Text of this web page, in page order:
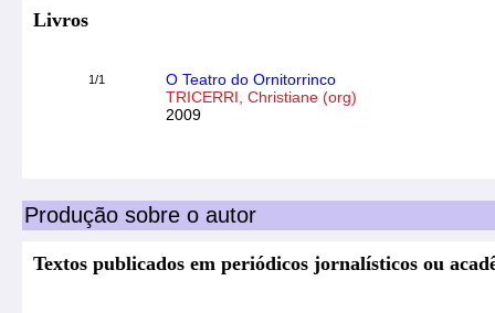
Livros
1/1
O Teatro do Ornitorrinco
TRICERRI, Christiane (org)
2009
Produção sobre o autor
Textos publicados em periódicos jornalísticos ou